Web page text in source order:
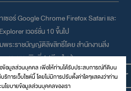
เซอร์Google ChromeFirefoxSafariและ
เวอร์ชั่น 10 ขึ้นไป
ระราชบัญญัติลิขสิทธิ์โดย สำนักงานสิ่ง
วบคุมมลพิษที่ 1 (เชียงใหม่่)
งห์ ตำบลช้างเผือก อำเภอเมืองเชียงใหม่
ดเชียงใหม่ 50300
ข้อมูลส่วนบุคคล เพื่อให้ท่านได้รับประสบการณ์ที่ดีบน
บริการเว็บไซต์นี้ โดยไม่มีการปรับตั้งค่าใดๆแสดงว่าท่าน
โยบายข้อมูลส่วนบุคคลของเรา